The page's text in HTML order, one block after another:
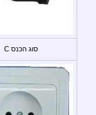
סוג הכנס C